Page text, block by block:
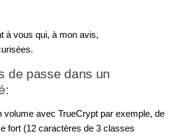
à vous qui, à mon avis,
de passe dans un
volume avec TrueCrypt par exemple, de
fort (12 caractères de 3 classes